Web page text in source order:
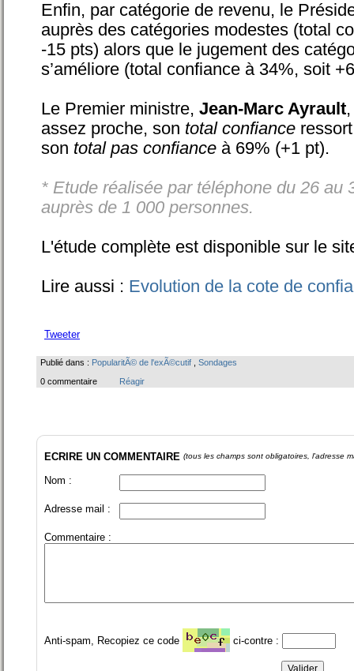
Enfin, par catégorie de revenu, le
auprès des catégories modestes (total
-15 pts) alors que le jugement des
s’améliore (total confiance à 34%, soit
Le Premier ministre, Jean-Marc Ayrault
assez proche, son total confiance
son total pas confiance à 69% (+1 pt).
* Etude réalisée par téléphone du 26 au
auprès de 1 000 personnes.
L'étude complète est disponible sur le
Lire aussi : Evolution de la cote de
Tweeter
Publié dans : PopularitÃ© de l'exÃ©cutif
Sondages
0 commentaire
Réagir
ECRIRE UN COMMENTAIRE (tous les champs sont obligatoires, l'adresse
Nom :
Adresse mail :
Commentaire :
Anti-spam, Recopiez ce code ci-contre :